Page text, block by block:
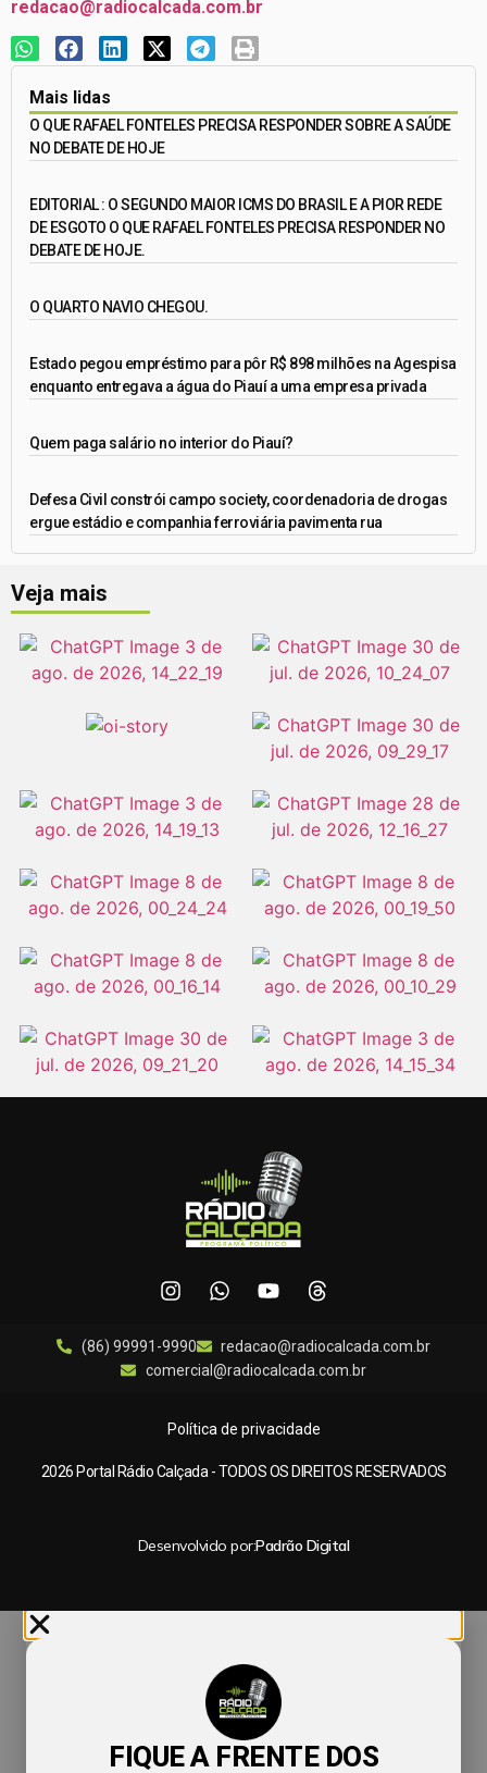
redacao@radiocalcada.com.br
Mais lidas
O QUE RAFAEL FONTELES PRECISA RESPONDER SOBRE A SAÚDE
NO DEBATE DE HOJE
EDITORIAL : O SEGUNDO MAIOR ICMS DO BRASIL E A PIOR REDE
DE ESGOTO O QUE RAFAEL FONTELES PRECISA RESPONDER NO
DEBATE DE HOJE.
O QUARTO NAVIO CHEGOU.
Estado pegou empréstimo para pôr R$ 898 milhões na Agespisa
enquanto entregava a água do Piauí a uma empresa privada
Quem paga salário no interior do Piauí?
Defesa Civil constrói campo society, coordenadoria de drogas
ergue estádio e companhia ferroviária pavimenta rua
Veja mais
(86) 99991-9990
redacao@radiocalcada.com.br
comercial@radiocalcada.com.br
Política de privacidade
2026 Portal Rádio Calçada - TODOS OS DIREITOS RESERVADOS
Desenvolvido por:Padrão Digital
FIQUE A FRENTE DOS